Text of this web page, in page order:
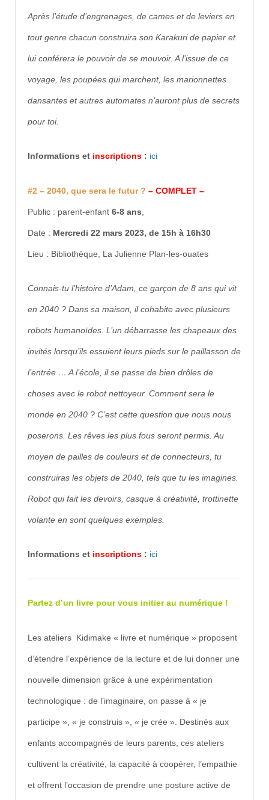
Après l’étude d’engrenages, de cames et de leviers en
tout genre chacun construira son Karakuri de papier et
lui conférera le pouvoir de se mouvoir. A l’issue de ce
voyage, les poupées qui marchent, les marionnettes
dansantes et autres automates n’auront plus de secrets
pour toi.
Informations et inscriptions : ici
#2 – 2040, que sera le futur ? – COMPLET –
Public : parent-enfant 6-8 ans
Date : Mercredi 22 mars 2023, de 15h à 16h30
Lieu : Bibliothèque, La Julienne Plan-les-ouates
Connais-tu l’histoire d’Adam, ce garçon de 8 ans qui vit
en 2040 ? Dans sa maison, il cohabite avec plusieurs
robots humanoïdes. L’un débarrasse les chapeaux des
invités lorsqu’ils essuient leurs pieds sur le paillasson de
l’entrée … A l’école, il se passe de bien drôles de
choses avec le robot nettoyeur. Comment sera le
monde en 2040 ? C’est cette question que nous nous
poserons. Les rêves les plus fous seront permis. Au
moyen de pailles de couleurs et de connecteurs, tu
construiras les objets de 2040, tels que tu les imagines.
Robot qui fait les devoirs, casque à créativité, trottinette
volante en sont quelques exemples.
Informations et inscriptions : ici
Partez d’un livre pour vous initier au numérique !
Les ateliers Kidimake « livre et numérique » proposent
d’étendre l’expérience de la lecture et de lui donner une
nouvelle dimension grâce à une expérimentation
technologique : de l’imaginaire, on passe à « je
participe », « je construis », « je crée ». Destinés aux
enfants accompagnés de leurs parents, ces ateliers
cultivent la créativité, la capacité à coopérer, l’empathie
et offrent l’occasion de prendre une posture active de